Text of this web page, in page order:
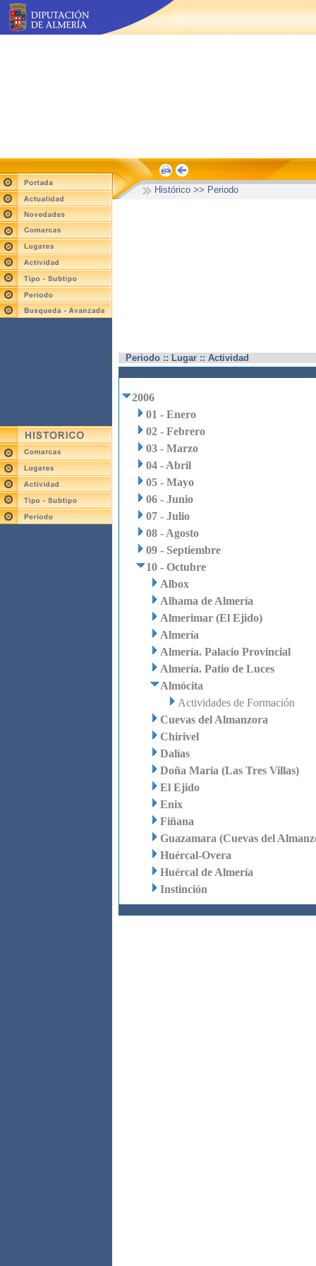
Histórico >> Periodo
Periodo :: Lugar :: Actividad
2006
01 - Enero
02 - Febrero
03 - Marzo
04 - Abril
05 - Mayo
06 - Junio
07 - Julio
08 - Agosto
09 - Septiembre
10 - Octubre
Albox
Alhama de Almería
Almerimar (El Ejido)
Almería
Almería. Palacio Provincial
Almería. Patio de Luces
Almócita
Actividades de Formación
Cuevas del Almanzora
Chirivel
Dalías
Doña María (Las Tres Villas)
El Ejido
Enix
Fiñana
Guazamara (Cuevas del
Huércal-Overa
Huércal de Almería
Instinción